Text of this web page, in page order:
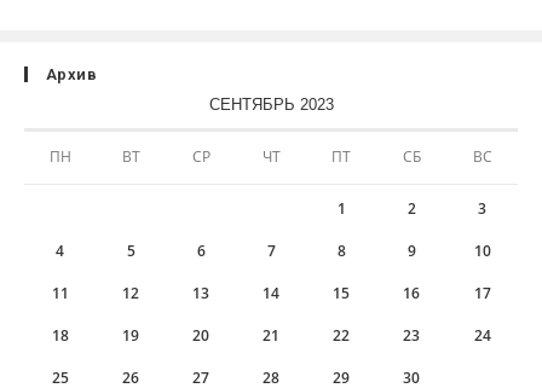
Архив
СЕНТЯБРЬ 2023
ПН ВТ СР ЧТ ПТ СБ ВС
1 2 3
4 5 6 7 8 9 10
11 12 13 14 15 16 17
18 19 20 21 22 23 24
25 26 27 28 29 30